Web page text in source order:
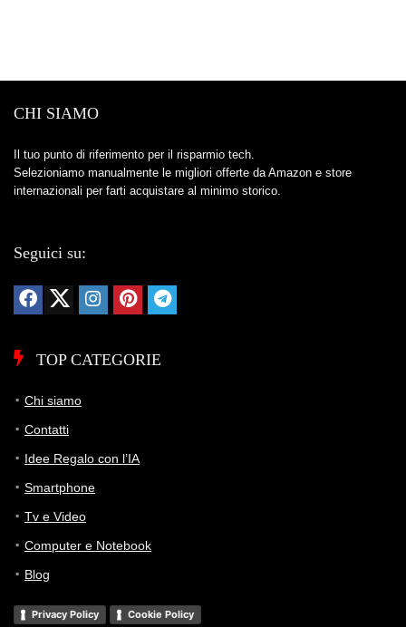
CHI SIAMO
Il tuo punto di riferimento per il risparmio tech.
Selezioniamo manualmente le migliori offerte da Amazon e store
internazionali per farti acquistare al minimo storico.
Seguici su:
TOP CATEGORIE
Chi siamo
Contatti
Idee Regalo con l’IA
Smartphone
Tv e Video
Computer e Notebook
Blog
Privacy Policy Cookie Policy